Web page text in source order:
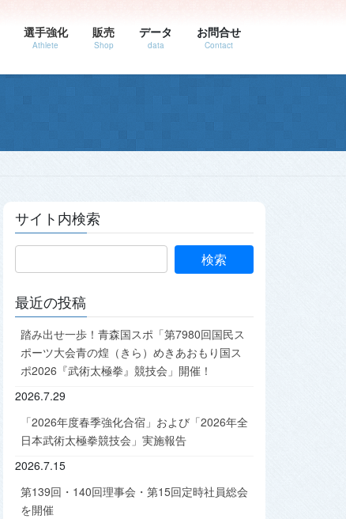
選手強化
Athlete
販売
Shop
データ
data
お問合せ
Contact
サイト内検索
最近の投稿
踏み出せ一歩！青森国スポ「第7980回国民ス
ポーツ大会青の煌（きら）めきあおもり国ス
ポ2026『武術太極拳』競技会」開催！
2026.7.29
「2026年度春季強化合宿」および「2026年全
日本武術太極拳競技会」実施報告
2026.7.15
第139回・140回理事会・第15回定時社員総会
を開催